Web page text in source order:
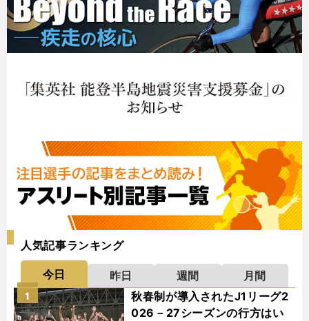
人気記事ランキング
今日 昨日 週間
月間
秋春制が導入されたJ1リーグ2
026－27シーズンの行方はい
1